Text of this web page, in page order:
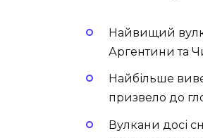
Найвищий
Аргентини та
Найбільше
призвело до
Вулкани досі